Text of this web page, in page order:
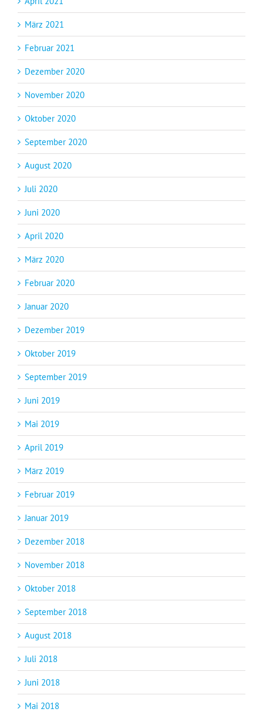
März 2021
Februar 2021
Dezember 2020
November 2020
Oktober 2020
September 2020
August 2020
Juli 2020
Juni 2020
April 2020
März 2020
Februar 2020
Januar 2020
Dezember 2019
Oktober 2019
September 2019
Juni 2019
Mai 2019
April 2019
März 2019
Februar 2019
Januar 2019
Dezember 2018
November 2018
Oktober 2018
September 2018
August 2018
Juli 2018
Juni 2018
Mai 2018